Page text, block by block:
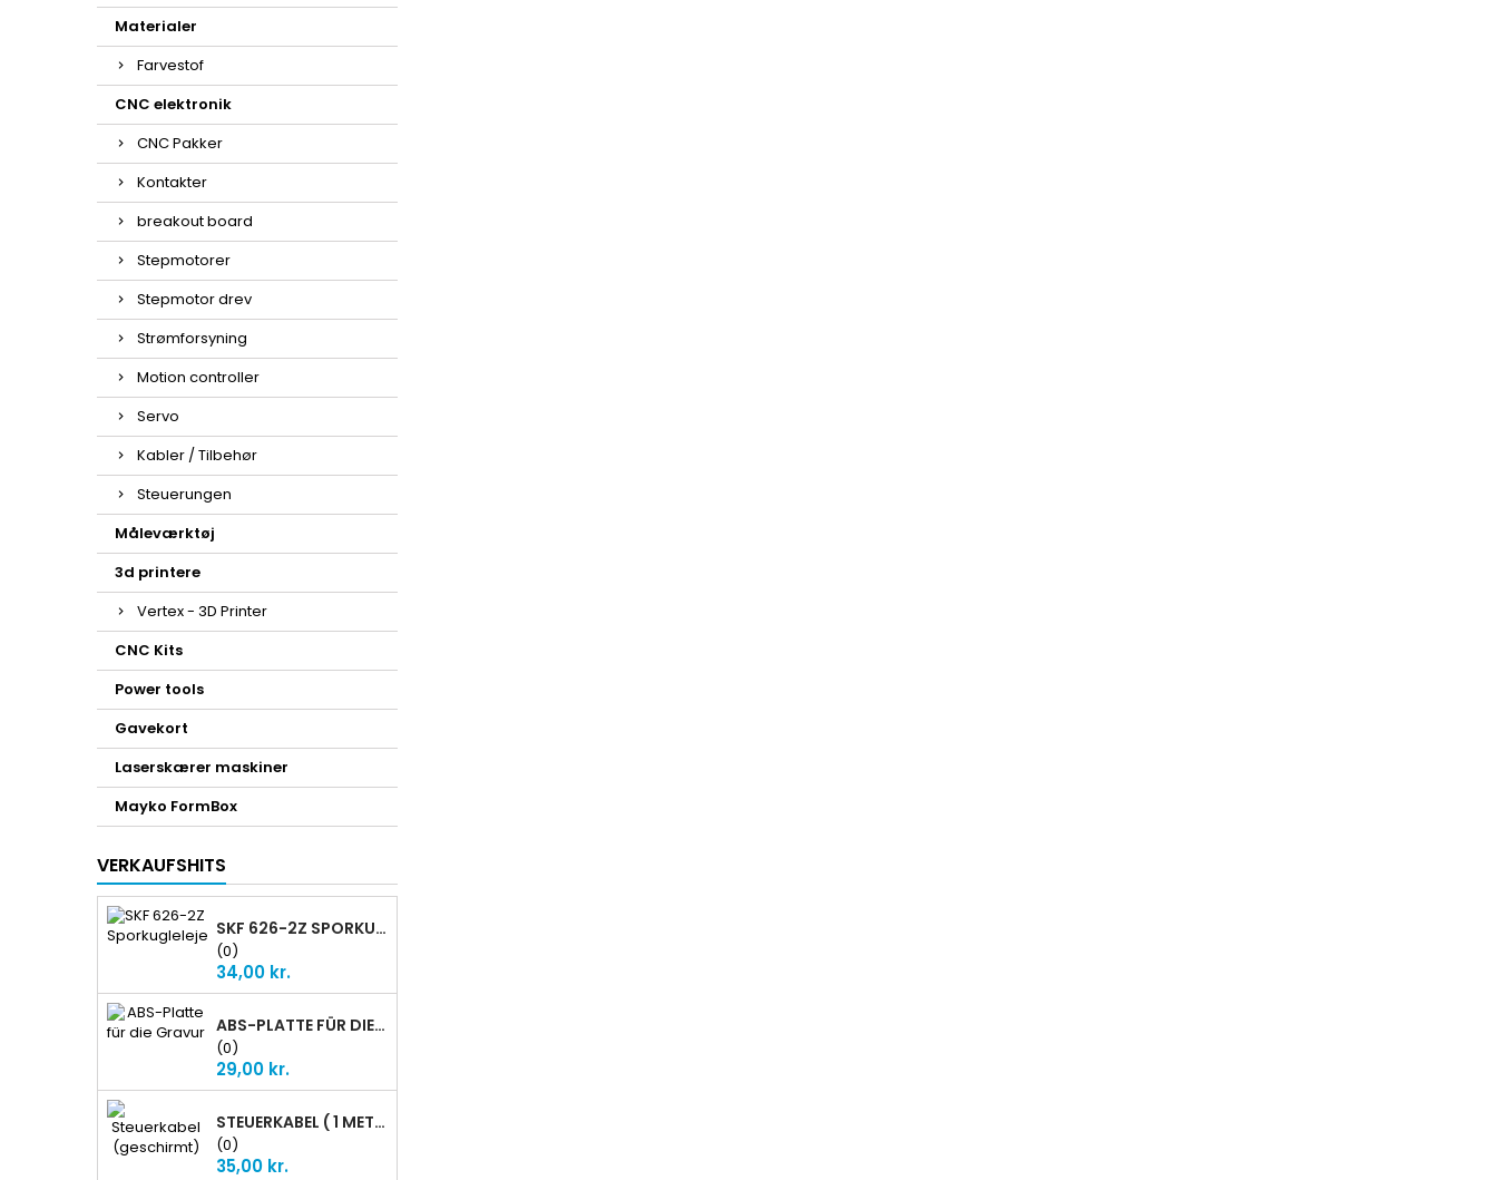
Materialer
Farvestof
CNC elektronik
CNC Pakker
Kontakter
breakout board
Stepmotorer
Stepmotor drev
Strømforsyning
Motion controller
Servo
Kabler / Tilbehør
Steuerungen
Måleværktøj
3d printere
Vertex - 3D Printer
CNC Kits
Power tools
Gavekort
Laserskærer maskiner
Mayko FormBox
VERKAUFSHITS
SKF 626-2Z SPORKUGLELEJE
(0)
Preis
34,00 kr.
ABS-PLATTE FÜR DIE GRAVUR
(0)
Preis
29,00 kr.
STEUERKABEL ( 1 METER GESCHIRMT)
(0)
Preis
35,00 kr.